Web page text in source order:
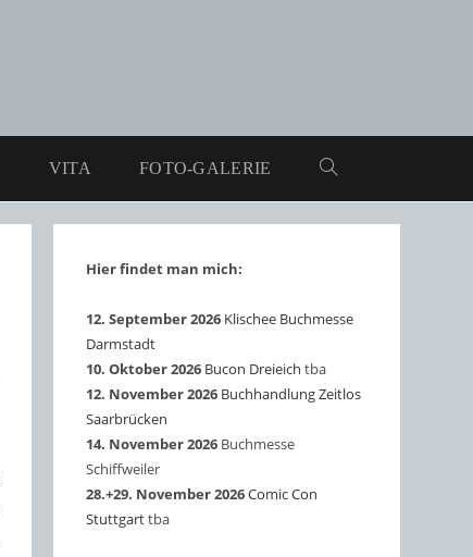
VITA FOTO-GALERIE WEBSITE-
Hier findet man mich:
12. September 2026 Klischee Buchmesse
Darmstadt
10. Oktober 2026 Bucon Dreieich tba
12. November 2026 Buchhandlung Zeitlos
Saarbrücken
14. November 2026 Buchmesse
Schiffweiler
28.+29. November 2026Comic Con
Stuttgarttba